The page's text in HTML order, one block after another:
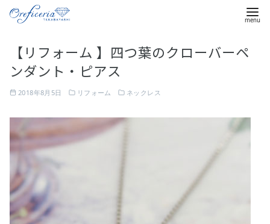
【リフォーム 】四つ葉のクローバーペ
ンダント・ピアス
2018年8月5日 リフォーム ネックレス